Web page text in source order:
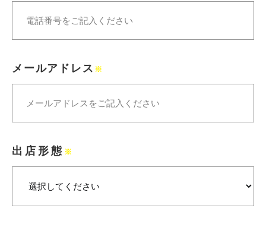
メールアドレス ※
出店形態 ※